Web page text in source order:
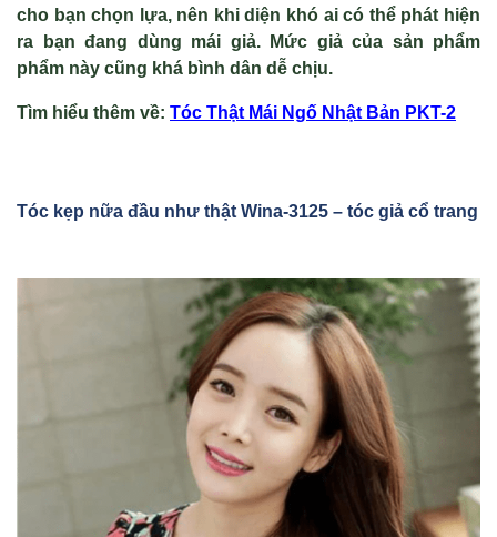
cho bạn chọn lựa, nên khi diện khó ai có thể phát hiện
ra bạn đang dùng mái giả. Mức giả của sản phẩm
phẩm này cũng khá bình dân dễ chịu.
Tìm hiểu thêm về: Tóc Thật Mái Ngố Nhật Bản PKT-2
Tóc kẹp nữa đầu như thật Wina-3125 – tóc giả cổ trang